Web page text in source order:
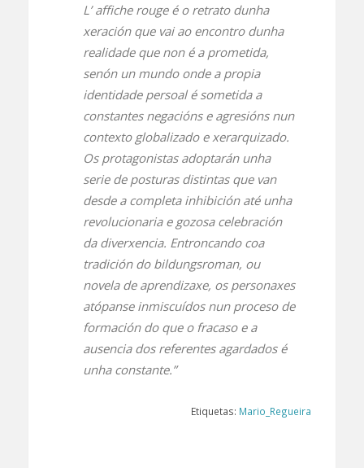
L’ affiche rougeé o retrato dunha
xeración que vai ao encontro dunha
realidade que non é a prometida,
senón un mundo onde a propia
identidade persoal é sometida a
constantes negacións e agresións nun
contexto globalizado e xerarquizado.
Os protagonistas adoptarán unha
serie de posturas distintas que van
desde a completa inhibición até unha
revolucionaria e gozosa celebración
da diverxencia. Entroncando coa
tradición do bildungsroman, ou
novela de aprendizaxe, os personaxes
atópanse inmiscuídos nun proceso de
formación do que o fracaso e a
ausencia dos referentes agardados é
unha constante.”
Etiquetas: Mario_Regueira